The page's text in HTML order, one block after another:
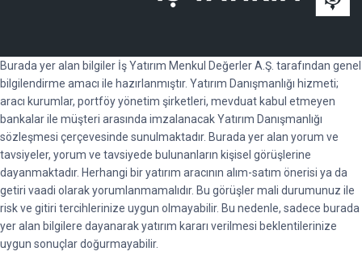
Burada yer alan bilgiler İş Yatırım Menkul Değerler A.Ş. tarafından genel
bilgilendirme amacı ile hazırlanmıştır. Yatırım Danışmanlığı hizmeti;
aracı kurumlar, portföy yönetim şirketleri, mevduat kabul etmeyen
bankalar ile müşteri arasında imzalanacak Yatırım Danışmanlığı
sözleşmesi çerçevesinde sunulmaktadır. Burada yer alan yorum ve
tavsiyeler, yorum ve tavsiyede bulunanların kişisel görüşlerine
dayanmaktadır. Herhangi bir yatırım aracının alım-satım önerisi ya da
getiri vaadi olarak yorumlanmamalıdır. Bu görüşler mali durumunuz ile
risk ve gitiri tercihlerinize uygun olmayabilir. Bu nedenle, sadece burada
yer alan bilgilere dayanarak yatırım kararı verilmesi beklentilerinize
uygun sonuçlar doğurmayabilir.